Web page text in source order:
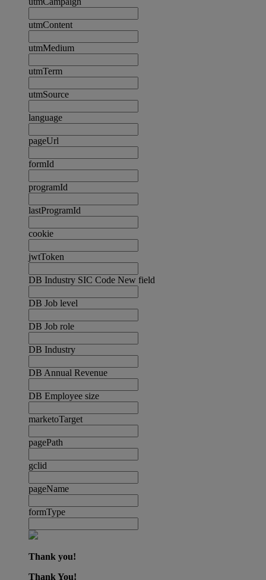
utmContent
utmMedium
utmTerm
utmSource
language
pageUrl
formId
programId
lastProgramId
cookie
jwtToken
DB Industry SIC Code New field
DB Job level
DB Job role
DB Industry
DB Annual Revenue
DB Employee size
marketoTarget
pagePath
gclid
pageName
formType
Thank you!
Thank You!